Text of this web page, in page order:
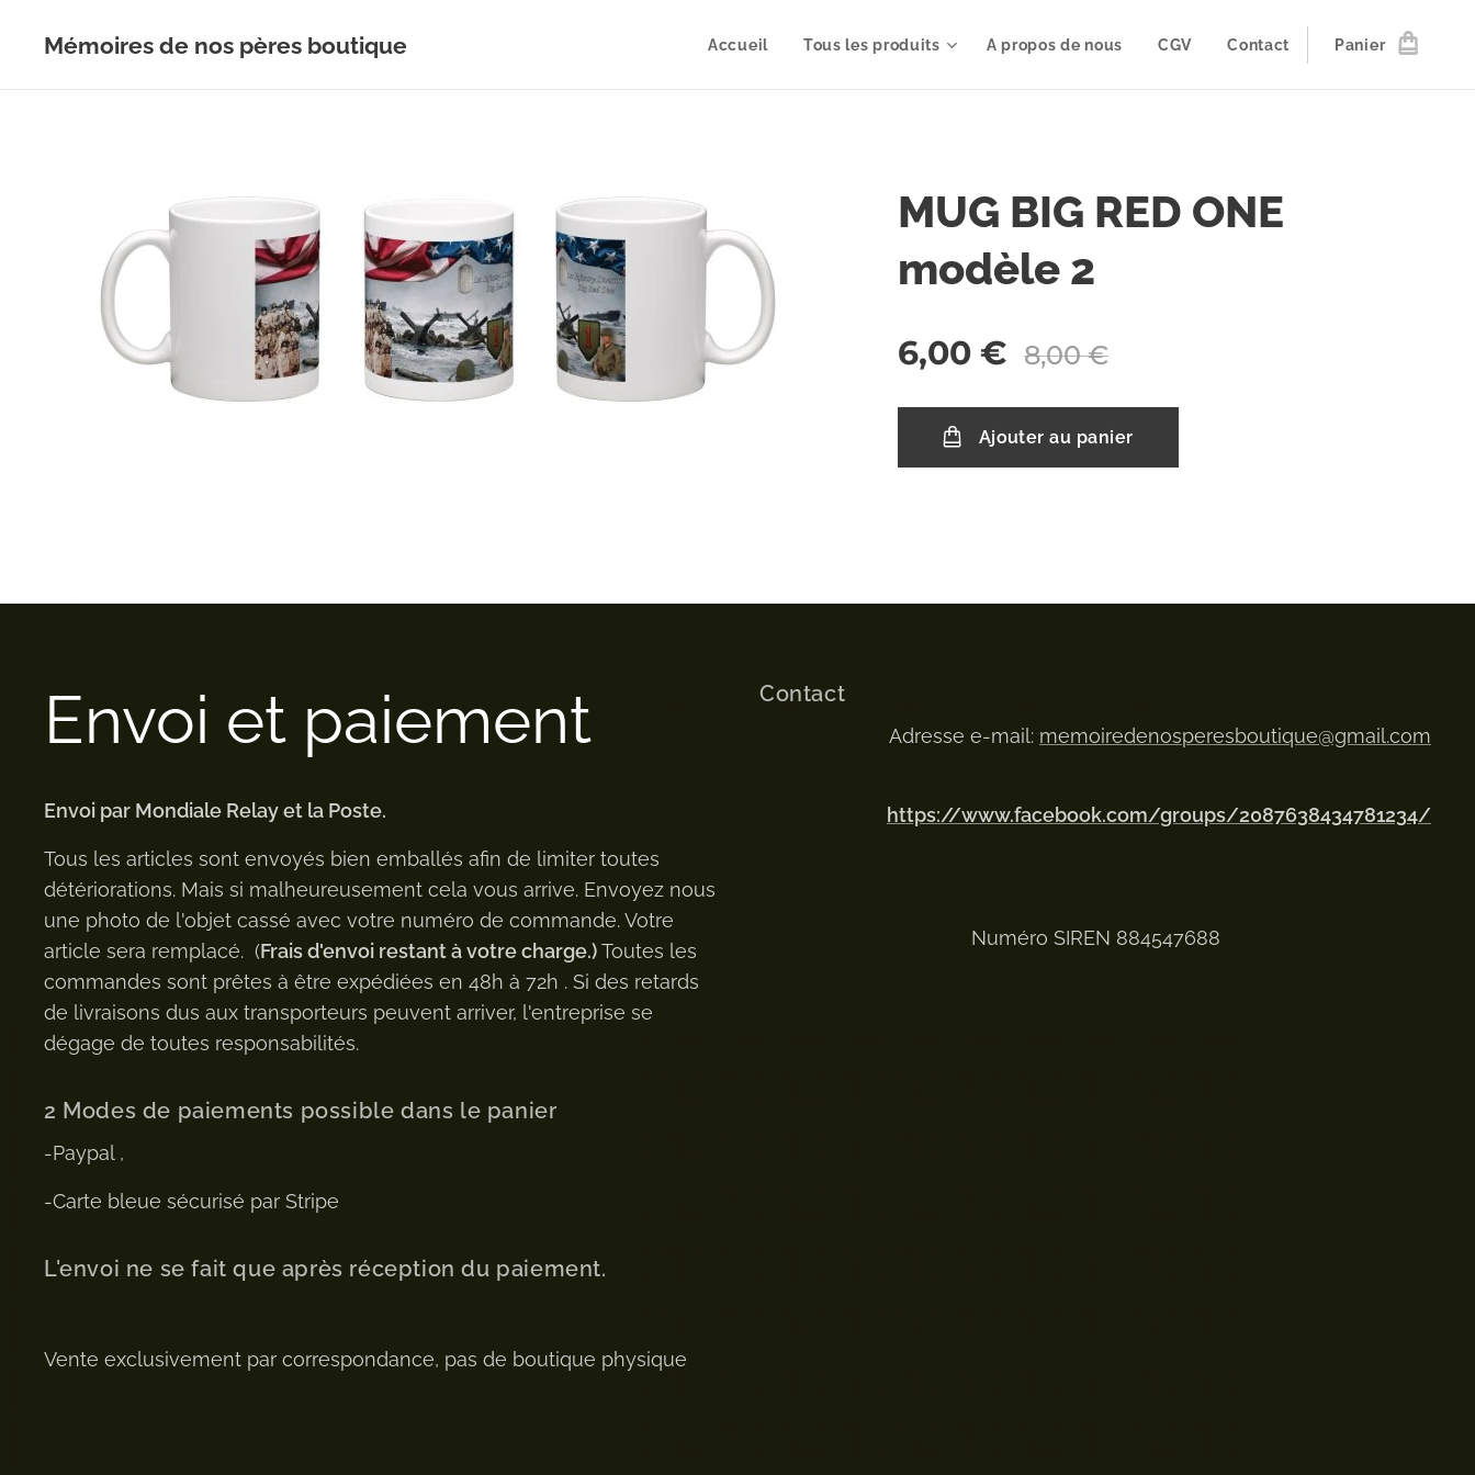
Mémoires de nos pères boutique Accueil Tous les produits A propos de nous CGV Contact Panier
MUG BIG RED ONE
modèle 2
6,00 € 8,00€
Ajouter au panier
Envoi et paiement
Envoi par Mondiale Relay et la Poste.
Tous les articles sont envoyés bien emballés afin de limiter toutes
détériorations. Mais si malheureusement cela vous arrive. Envoyez nous
une photo de l'objet cassé avec votre numéro de commande. Votre
article sera remplacé. (Frais d'envoi restant à votre charge.)Toutes les
commandes sont prêtes à être expédiées en 48h à 72h . Si des retards
de livraisons dus aux transporteurs peuvent arriver, l'entreprise se
dégage de toutes responsabilités.
2 Modes de paiements possible dans le panier
-Paypal ,
-Carte bleue sécurisé par Stripe
L'envoi ne se fait que après réception du paiement.
Vente exclusivement par correspondance, pas de boutique physique
Contact
Adresse e-mail: memoiredenosperesboutique@gmail.com
https://www.facebook.com/groups/2087638434781234/
Numéro SIREN 884547688